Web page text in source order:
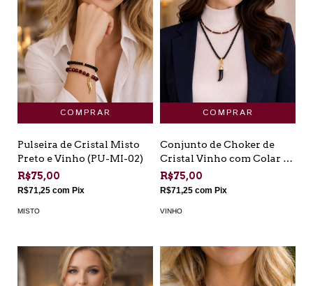
Pulseira de Cristal Misto
Preto e Vinho (PU-MI-02)
R$75,00
R$71,25 com Pix
MISTO
Conjunto de Choker de
Cristal Vinho com Colar de
Cristal Preto (CH-VI-06)
R$75,00
R$71,25 com Pix
VINHO